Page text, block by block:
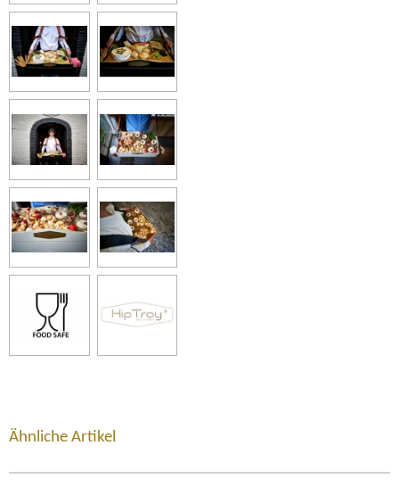
Ähnliche Artikel